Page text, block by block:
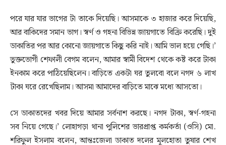
পরে যার যার ভাগের টা তাকে দিয়েছি। আসমাকে ৩ হাজার করে দিয়েছি,
আর বাকিদের সমান ভাগ। স্বর্ণ ও গহনা বিভিন্ন জায়গাতে বিক্রি করেছি। দুই
ডাকাতির পর আর কোনো জায়গাতে কিছু করি নাই। আমি ভাল হয়ে গেছি।’
ভুক্তভোগী শেফালী বেগম বলেন, আমার স্বামী বিদেশ থেকে কষ্ট করে টাকা
ইনকাম করে পাঠিয়েছিলেন। বাড়িতে একটা ঘর তুলবো বলে নগদ ৬ লাখ
টাকা ঘরে রেখেছিলাম। আসমা আমাদের বাড়িতে মাঝে মধ্যে আসতো।
সে ডাকাতদের খবর দিয়ে আমার সর্বনাশ করছে। নগদ টাকা, স্বর্ণ-গহনা
সব নিয়ে গেছে।’ লোহাগড়া থানা পুলিশের ভারপ্রাপ্ত কর্মকর্তা (ওসি) মো.
শরিফুল ইসলাম বলেন, আন্তঃজেলা ডাকাত দলের মূলহোতা তুষার শেখ